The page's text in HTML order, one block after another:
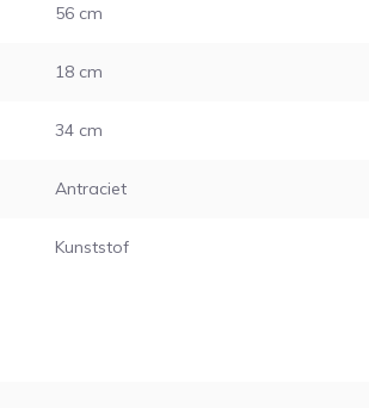
56 cm
18 cm
34 cm
Antraciet
Kunststof